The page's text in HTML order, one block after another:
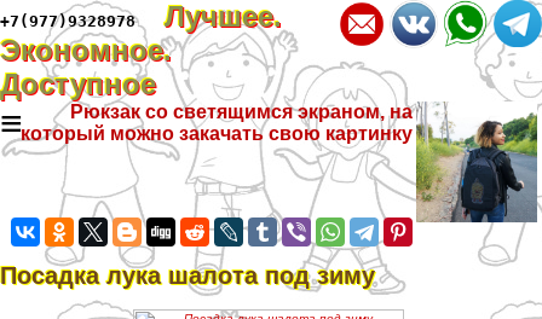
+7(977)9328978
Лучшее.
Экономное.
Доступное
≡
Рюкзак со светящимся экраном, на
который можно закачать свою картинку
Посадка лука шалота под зиму